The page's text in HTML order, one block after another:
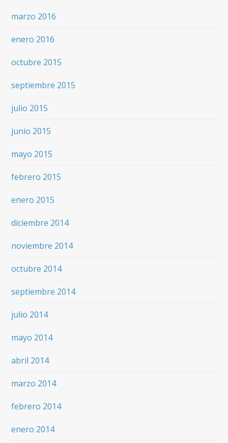
marzo 2016
enero 2016
octubre 2015
septiembre 2015
julio 2015
junio 2015
mayo 2015
febrero 2015
enero 2015
diciembre 2014
noviembre 2014
octubre 2014
septiembre 2014
julio 2014
mayo 2014
abril 2014
marzo 2014
febrero 2014
enero 2014